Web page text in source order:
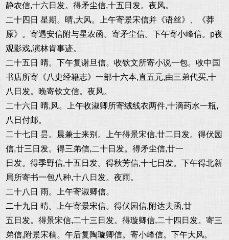
静农信,十六日发。得矛尘信,十五日发。夜风。
二十四日 星期。晴,大风。上午寄景宋信并《语丝》、《莽
原》。寄遇安信附与星农函。寄矛尘信。下午寄小峰信。p夜
观影戏,演林肯事迹。
二十五日 晴。下午复谢旦信。收钦文所寄小说一包。收中国
书店所寄《八史经籍志》一部十六本,直五元,由三弟代买,十
八日发。晚寄钦文信。夜风。
二十六日 晴,风。上午收淑卿所寄绒线衣两件,十滴药水一瓶,
八日付邮。
二十七日 昙。晨兼士来别。上午得景宋信,廿二日发。得伏园
信,廿三日发。得三弟信,二十日发。得矛尘信,廿一
日发。得季野信,十五日发。得秋芳信,十七日发。下午得北新
局所寄书一包八种,十八日发。夜雨。
二十八日 雨。上午寄淑卿信。
二十九日 晴。上午寄景宋信。得伏园信,附达夫函,廿
五日发。得景宋信,二十三日发。得璇卿信,二十四日发。寄三
弟信,附景宋稿。午后复陶璇卿信。寄小峰信。下午大风。